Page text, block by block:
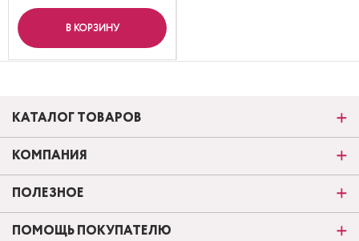
В КОРЗИНУ
КАТАЛОГ ТОВАРОВ
КОМПАНИЯ
ПОЛЕЗНОЕ
ПОМОЩЬ ПОКУПАТЕЛЮ